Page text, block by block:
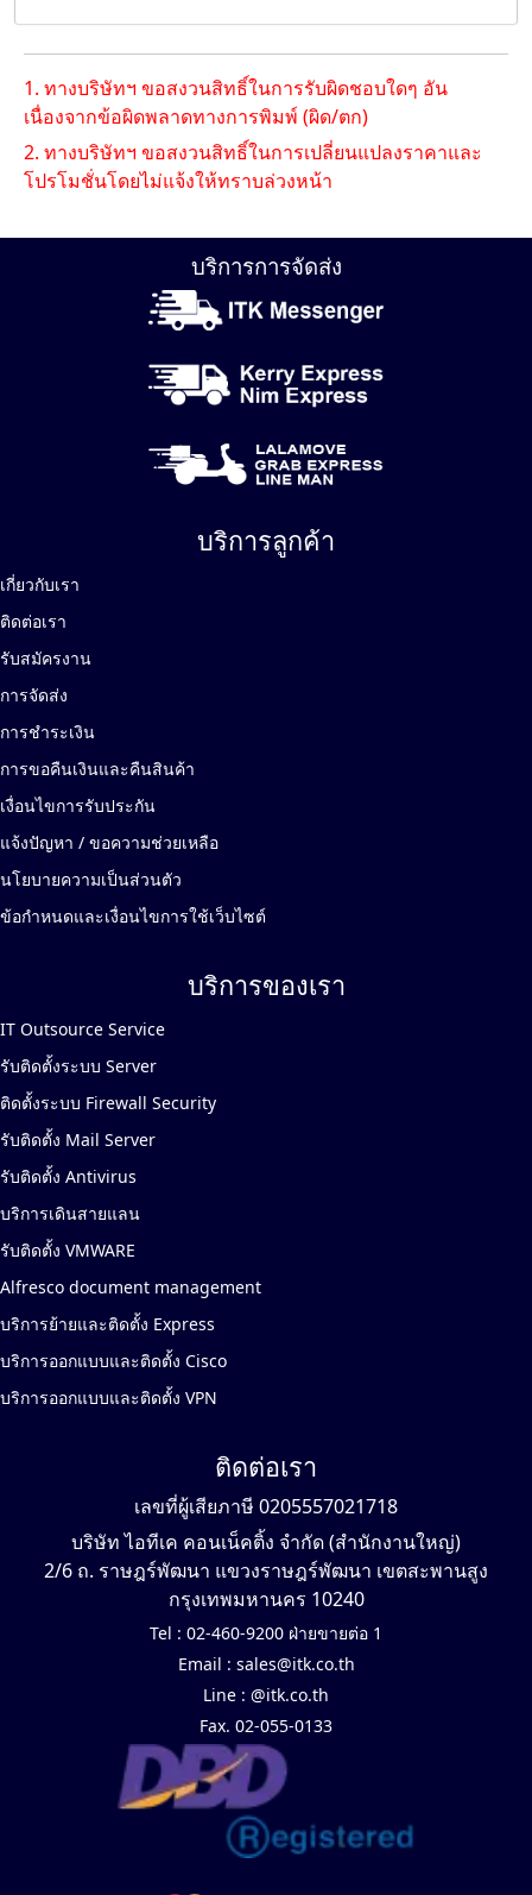
1. ทางบริษัทฯ ขอสงวนสิทธิ์ในการรับผิดชอบใดๆ อัน
เนื่องจากข้อผิดพลาดทางการพิมพ์ (ผิด/ตก)
2. ทางบริษัทฯ ขอสงวนสิทธิ์ในการเปลี่ยนแปลงราคาและ
โปรโมชั่นโดยไม่แจ้งให้ทราบล่วงหน้า
บริการการจัดส่ง
บริการลูกค้า
เกี่ยวกับเรา
ติดต่อเรา
รับสมัครงาน
การจัดส่ง
การชำระเงิน
การขอคืนเงินและคืนสินค้า
เงื่อนไขการรับประกัน
แจ้งปัญหา / ขอความช่วยเหลือ
นโยบายความเป็นส่วนตัว
ข้อกำหนดและเงื่อนไขการใช้เว็บไซต์
บริการของเรา
IT Outsource Service
รับติดตั้งระบบ Server
ติดตั้งระบบ Firewall Security
รับติดตั้ง Mail Server
รับติดตั้ง Antivirus
บริการเดินสายแลน
รับติดตั้ง VMWARE
Alfresco document management
บริการย้ายและติดตั้ง Express
บริการออกแบบและติดตั้ง Cisco
บริการออกแบบและติดตั้ง VPN
ติดต่อเรา
เลขที่ผู้เสียภาษี 0205557021718
บริษัท ไอทีเค คอนเน็คติ้ง จำกัด (สำนักงานใหญ่)
2/6 ถ. ราษฎร์พัฒนา แขวงราษฎร์พัฒนา เขตสะพานสูง
กรุงเทพมหานคร 10240
Tel : 02-460-9200 ฝ่ายขายต่อ 1
Email : sales@itk.co.th
Line : @itk.co.th
Fax. 02-055-0133